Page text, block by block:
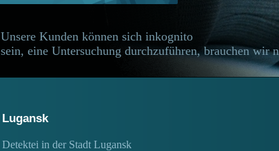
Unsere Kunden können sich inkognito
sein, eine Untersuchung durchzuführen, brauchen wir
Lugansk
Detektei in der Stadt Lugansk